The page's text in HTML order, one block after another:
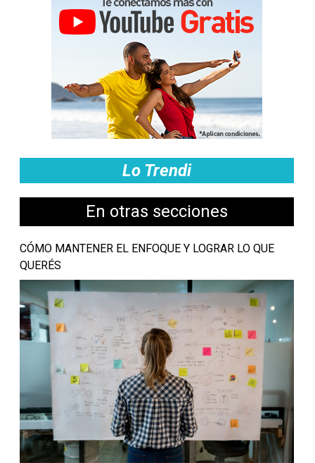
Lo Trendi
En otras secciones
CÓMO MANTENER EL ENFOQUE Y LOGRAR LO QUE
QUERÉS